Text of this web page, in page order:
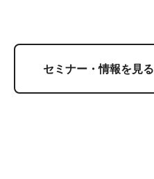
セミナー・情報を見る